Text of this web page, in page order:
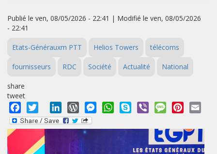
Publié le ven, 08/05/2026 - 22:41 | Modifié le ven, 08/05/2026
- 22:41
Etats-Générauxm PTT Helios Towers télécoms
fournisseurs RDC Société Actualité National
share
tweet
Facebook
Twitter LinkedInWordPressMessengerWhatsApp
Skype Viber MessagePinterest